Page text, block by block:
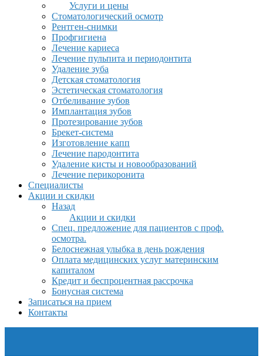
Услуги и цены
Стоматологический осмотр
Рентген-снимки
Профгигиена
Лечение кариеса
Лечение пульпита и периодонтита
Удаление зуба
Детская стоматология
Эстетическая стоматология
Отбеливание зубов
Имплантация зубов
Протезирование зубов
Брекет-система
Изготовление капп
Лечение пародонтита
Удаление кисты и новообразований
Лечение перикоронита
Специалисты
Акции и скидки
Назад
Акции и скидки
Спец. предложение для пациентов с проф.
осмотра.
Белоснежная улыбка в день рождения
Оплата медицинских услуг материнским
капиталом
Кредит и беспроцентная рассрочка
Бонусная система
Записаться на прием
Контакты